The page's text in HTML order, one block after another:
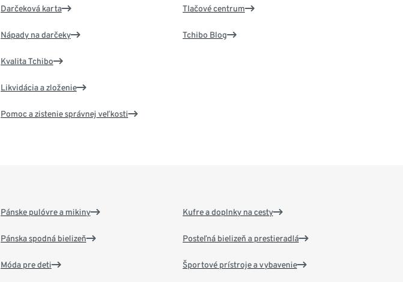
Darčeková karta
Nápady na darčeky
Kvalita Tchibo
Likvidácia a zloženie
Pomoc a zistenie správnej veľkosti
Tlačové centrum
Tchibo Blog
Pánske pulóvre a mikiny
Pánska spodná bielizeň
Móda pre deti
Kufre a doplnky na cesty
Posteľná bielizeň a prestieradlá
Športové prístroje a vybavenie